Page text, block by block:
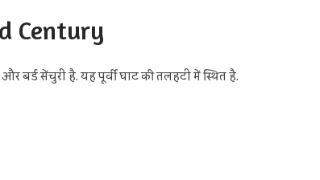
Century
बर्ड सेंचुरी है. यह पूर्वी घाट की तलहटी में स्थित है.